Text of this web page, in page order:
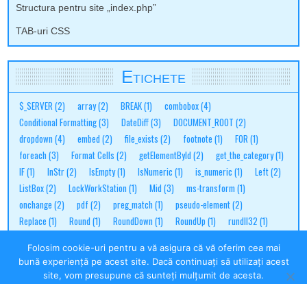
Structura pentru site „index.php”
TAB-uri CSS
Etichete
$_SERVER(2) array(2) BREAK(1) combobox(4)
Conditional Formatting(3) DateDiff(3) DOCUMENT_ROOT (2)
dropdown (4) embed (2) file_exists (2) footnote (1) FOR(1)
foreach (3) Format Cells (2) getElementById (2) get_the_category(1)
IF(1) InStr(2) IsEmpty(1) IsNumeric (1) is_numeric (1) Left(2)
ListBox(2) LockWorkStation (1) Mid (3) ms-transform (1)
onchange (2) pdf (2) preg_match (1) pseudo-element(2)
Replace (1) Round (1) RoundDown (1) RoundUp (1) rundll32 (1)
ternar(2) transform (1) translate(1) translateY(1) TRIGGER (3)
Folosim cookie-uri pentru a vă asigura că vă oferim cea mai
bună experiență pe acest site. Dacă continuați să utilizați acest
site, vom presupune că sunteți mulțumit de acesta.